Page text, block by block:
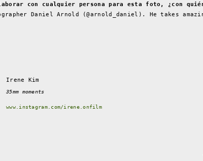
con cualquier persona para esta foto, ¿con
Daniel Arnold (@arnold_daniel). He takes
Irene Kim
35mm moments
www.instagram.com/irene.onfilm